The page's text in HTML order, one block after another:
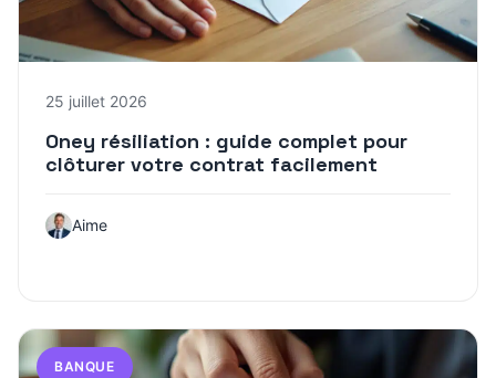
25 juillet 2026
Oney résiliation : guide complet pour
clôturer votre contrat facilement
Aime
BANQUE